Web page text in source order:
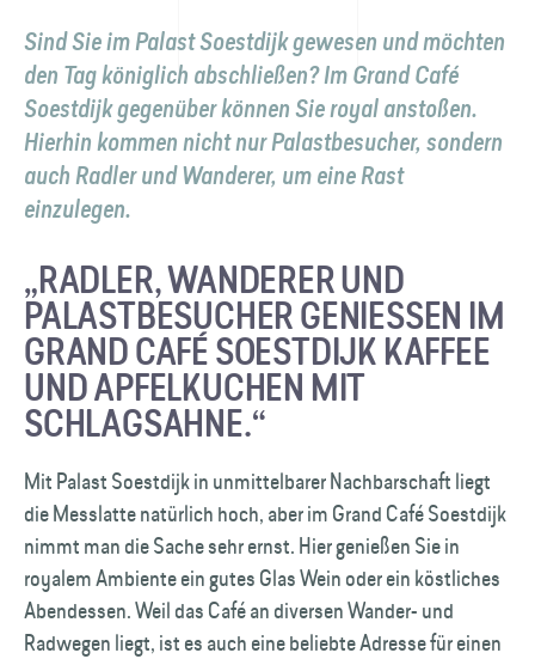
Sind Sie im Palast Soestdijk gewesen und möchten
den Tag königlich abschließen? Im Grand Café
Soestdijk gegenüber können Sie royal anstoßen.
Hierhin kommen nicht nur Palastbesucher, sondern
auch Radler und Wanderer, um eine Rast
einzulegen.
„RADLER, WANDERER UND
PALASTBESUCHER GENIESSEN IM G
RAND CAFÉ SOESTDIJK KAFFEE U
ND APFELKUCHEN MIT S
CHLAGSAHNE.“
Mit Palast Soestdijk in unmittelbarer Nachbarschaft liegt
die Messlatte natürlich hoch, aber im Grand Café Soestdijk
nimmt man die Sache sehr ernst. Hier genießen Sie in
royalem Ambiente ein gutes Glas Wein oder ein köstliches
Abendessen. Weil das Café an diversen Wander- und
Radwegen liegt, ist es auch eine beliebte Adresse für einen